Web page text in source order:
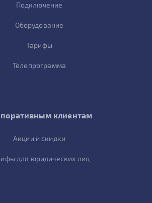
Подключение
Оборудование
Тарифы
Телепрограмма
клиентам
Акции и скидки
для юридических лиц